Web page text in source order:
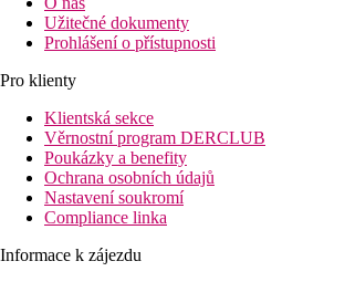
Užitečné dokumenty
Prohlášení o přístupnosti
Pro klienty
Klientská sekce
Věrnostní program DERCLUB
Poukázky a benefity
Ochrana osobních údajů
Nastavení soukromí
Compliance linka
Informace k zájezdu